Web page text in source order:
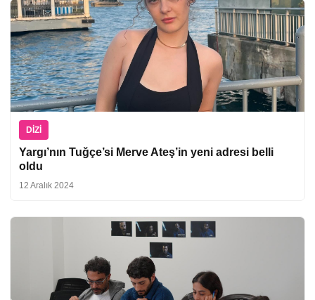
DIZI
Yargı’nın Tuğçe’si Merve Ateş’in yeni adresi belli
oldu
12 Aralık 2024